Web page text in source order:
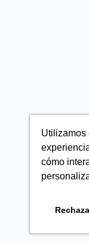
Utilizamos
cómo